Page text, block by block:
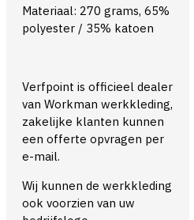
Materiaal: 270 grams, 65%
polyester / 35% katoen
Verfpoint is officieel dealer
van Workman werkkleding,
zakelijke klanten kunnen
een offerte opvragen per
e-mail.
Wij kunnen de werkkleding
ook voorzien van uw